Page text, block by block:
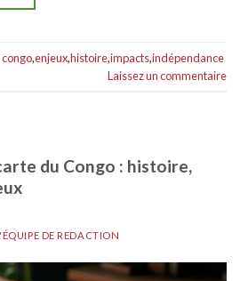
congo,enjeux,histoire,impacts,indépendance
Laissez un commentaire
du Congo : histoire,
DE REDACTION